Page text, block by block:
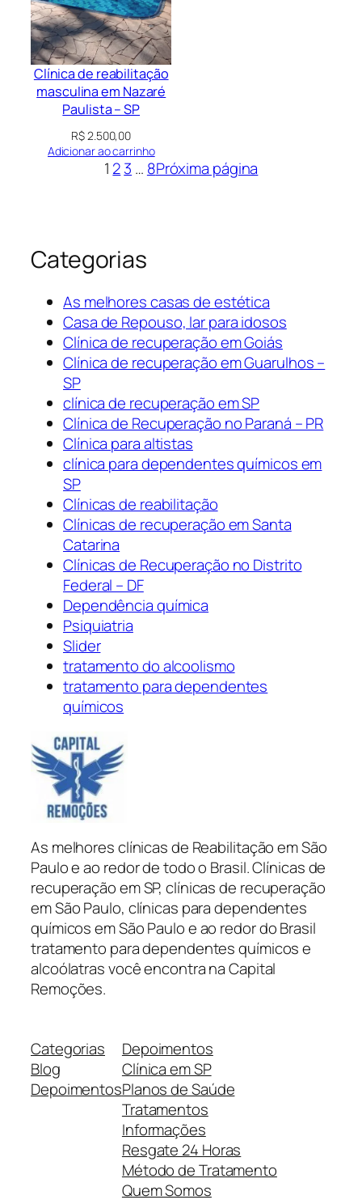
Clínica de reabilitação
masculina em Nazaré
Paulista – SP
R$2.500,00
Adicionar ao carrinho
1 23 … 8Próxima página
Categorias
As melhores casas de estética
Casa de Repouso, lar para idosos
Clínica de recuperação em Goiás
Clínica de recuperação em Guarulhos –
SP
clínica de recuperação em SP
Clínica de Recuperação no Paraná – PR
Clínica para altistas
clínica para dependentes químicos em
SP
Clínicas de reabilitação
Clínicas de recuperação em Santa
Catarina
Clínicas de Recuperação no Distrito
Federal – DF
Dependência química
Psiquiatria
Slider
tratamento do alcoolismo
tratamento para dependentes
químicos
As melhores clínicas de Reabilitação em São
Paulo e ao redor de todo o Brasil. Clínicas de
recuperação em SP, clínicas de recuperação
em São Paulo, clínicas para dependentes
químicos em São Paulo e ao redor do Brasil
tratamento para dependentes químicos e
alcoólatras você encontra na Capital
Remoções.
Categorias
Blog
Depoimentos
Depoimentos
Clínica em SP
Planos de Saúde
Tratamentos
Informações
Resgate 24 Horas
Método de Tratamento
Quem Somos